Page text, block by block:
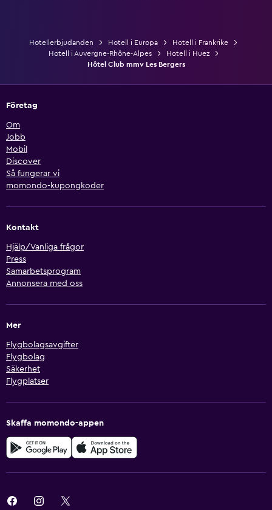
Hotellerbjudanden Hotell i Europa
Hotell i Frankrike
Hotell i Auvergne-Rhône-Alpes
Hotell i Huez
Hôtel Club mmv Les Bergers
Företag
Om
Jobb
Mobil
Discover
Så fungerar vi
momondo-kupongkoder
Kontakt
Hjälp/Vanliga frågor
Press
Samarbetsprogram
Annonsera med oss
Mer
Flygbolagsavgifter
Flygbolag
Säkerhet
Flygplatser
Skaffa momondo-appen